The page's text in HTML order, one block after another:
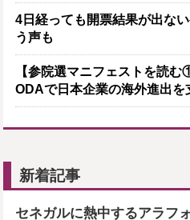
4日経っても開票結果が出な
う声も
【参院選マニフェストを読
ODAで日本企業の海外進出を
新着記事
セネガルに熱中するアラフ